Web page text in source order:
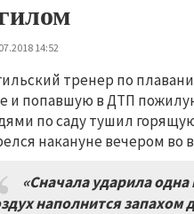
14:52
тренер по
и попавшую в ДТП
по саду тушил
накануне вечером
«Сначала ударила
наполнится